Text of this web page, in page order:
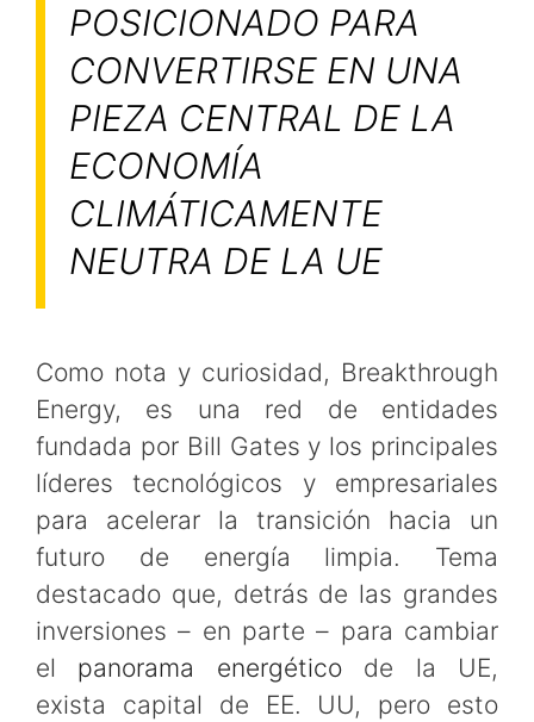
POSICIONADO PARA
CONVERTIRSE EN UNA
PIEZA CENTRAL DE LA
ECONOMÍA
CLIMÁTICAMENTE
NEUTRA DE LA UE
Como nota y curiosidad, Breakthrough
Energy, es una red de entidades
fundada por Bill Gates y los principales
líderes tecnológicos y empresariales
para acelerar la transición hacia un
futuro de energía limpia. Tema
destacado que, detrás de las grandes
inversiones – en parte – para cambiar
el panorama energéticode la UE,
exista capital de EE. UU, pero esto